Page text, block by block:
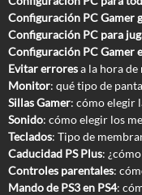
Configuración PC Gamer
Configuración PC para
Configuración PC Gamer
Evitar erroresa la hora
Monitor: qué tipo de
Sillas Gamer: cómo elegir
Sonido: cómo elegir los
Teclados: Tipo de
Caducidad PS Plus:
Controles parentales:
Mando de PS3 en PS4: